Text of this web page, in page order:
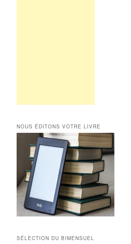
NOUS ÉDITONS VOTRE LIVRE
SÉLECTION DU BIMENSUEL